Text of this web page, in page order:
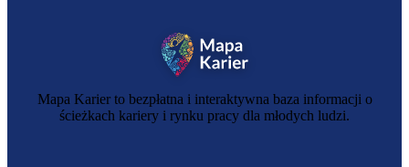
Mapa Karier to bezpłatna i interaktywna baza informacji o
ścieżkach kariery i rynku pracy dla młodych ludzi.